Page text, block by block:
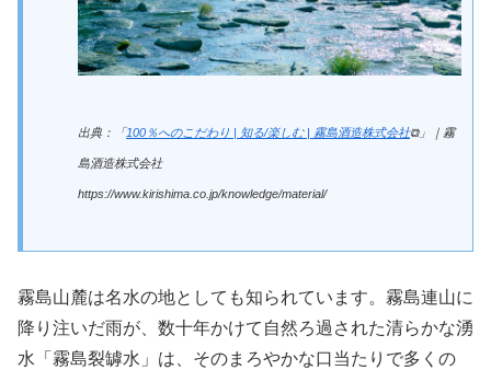
出典：「100％へのこだわり | 知る/楽しむ | 霧島酒造株式会社⧉」｜霧
島酒造株式会社
https://www.kirishima.co.jp/knowledge/material/
霧島山麓は名水の地としても知られています。霧島連山に
降り注いだ雨が、数十年かけて自然ろ過された清らかな湧
水「霧島裂罅水」は、そのまろやかな口当たりで多くの